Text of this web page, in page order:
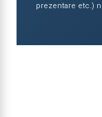
prezentare etc.)